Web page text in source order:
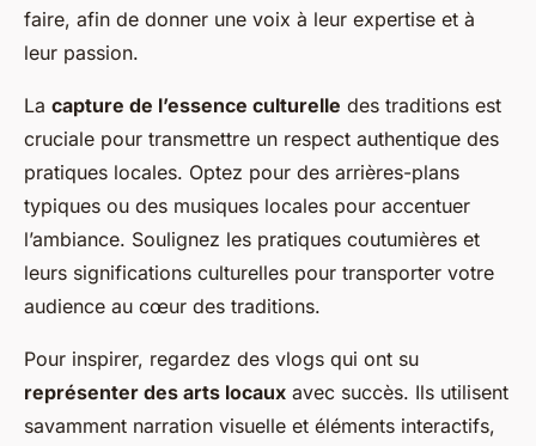
faire, afin de donner une voix à leur expertise et à
leur passion.
La capture de l’essence culturelle des traditions est
cruciale pour transmettre un respect authentique des
pratiques locales. Optez pour des arrières-plans
typiques ou des musiques locales pour accentuer
l’ambiance. Soulignez les pratiques coutumières et
leurs significations culturelles pour transporter votre
audience au cœur des traditions.
Pour inspirer, regardez des vlogs qui ont su
représenter des arts locaux avec succès. Ils utilisent
savamment narration visuelle et éléments interactifs,